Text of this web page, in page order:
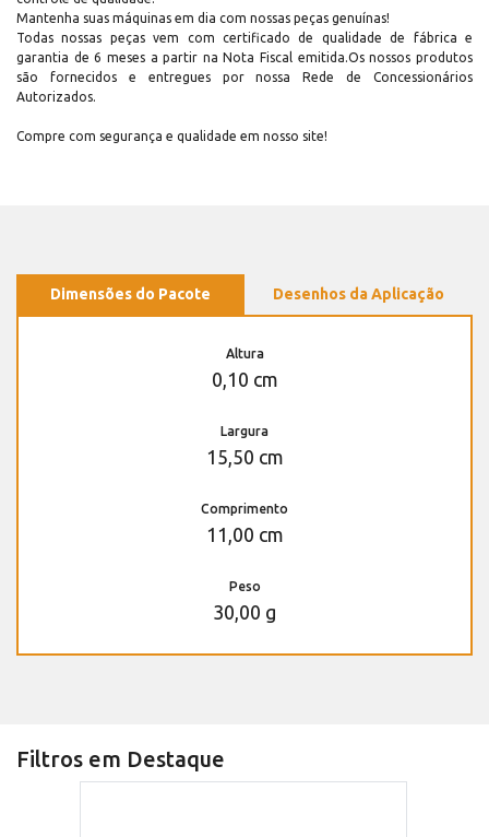
Mantenha suas máquinas em dia com nossas peças genuínas!
Todas nossas peças vem com certificado de qualidade de fábrica e
garantia de 6 meses a partir na Nota Fiscal emitida.Os nossos produtos
são fornecidos e entregues por nossa Rede de Concessionários
Autorizados.
Compre com segurança e qualidade em nosso site!
Dimensões do Pacote Desenhos da Aplicação
Altura
0,10 cm
Largura
15,50 cm
Comprimento
11,00 cm
Peso
30,00 g
Filtros em Destaque